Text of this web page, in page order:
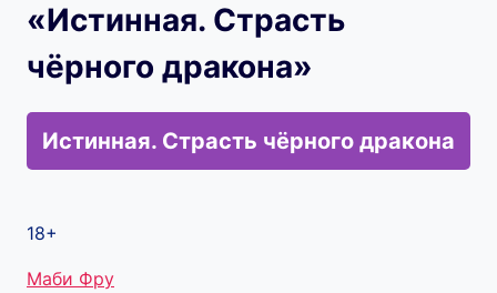
«Истинная. Страсть
чёрного дракона»
Истинная. Страсть чёрного дракона
18+
Метки
Маби Фру